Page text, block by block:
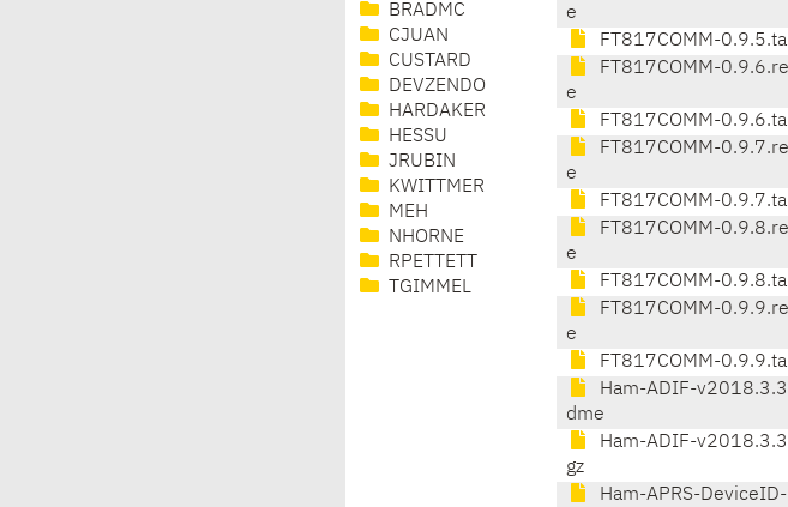
BRADMC
CJUAN
CUSTARD
DEVZENDO
HARDAKER
HESSU
JRUBIN
KWITTMER
MEH
NHORNE
RPETTETT
TGIMMEL
e
FT817COMM-
FT817COMM-
e
FT817COMM-
FT817COMM-
e
FT817COMM-
FT817COMM-
e
FT817COMM-
FT817COMM-
e
FT817COMM-
Ham-ADIF-
dme
Ham-ADIF-
gz
Ham-APRS-